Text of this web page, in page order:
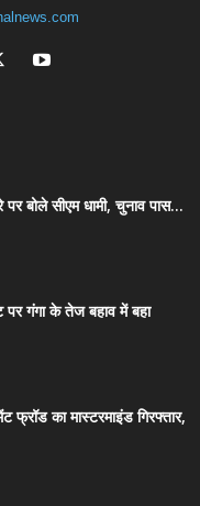
बोले सीएम धामी, चुनाव पास...
गंगा के तेज बहाव में बहा
फ्रॉड का मास्टरमाइंड गिरफ्तार,